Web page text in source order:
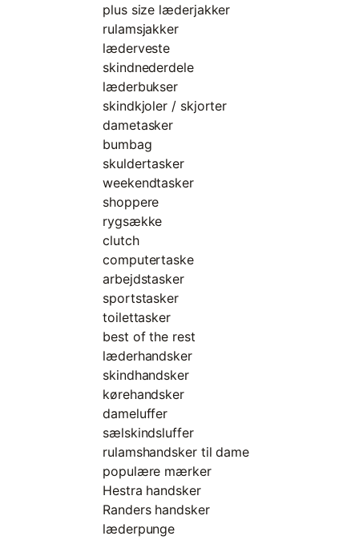
plus size læderjakker
rulamsjakker
læderveste
skindnederdele
læderbukser
skindkjoler / skjorter
dametasker
bumbag
skuldertasker
weekendtasker
shoppere
rygsække
clutch
computertaske
arbejdstasker
sportstasker
toilettasker
best of the rest
læderhandsker
skindhandsker
kørehandsker
dameluffer
sælskindsluffer
rulamshandsker til dame
populære mærker
Hestra handsker
Randers handsker
læderpunge